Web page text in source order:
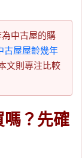
中古屋的購
古屋屋齡幾年
文則專注比較
？先確